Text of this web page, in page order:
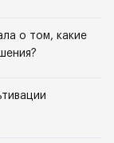
о том, какие